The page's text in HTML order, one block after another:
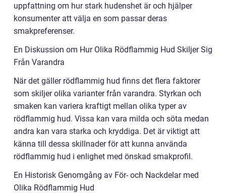
uppfattning om hur stark hudenshet är och hjälper
konsumenter att välja en som passar deras
smakpreferenser.
En Diskussion om Hur Olika Rödflammig Hud Skiljer Sig
Från Varandra
När det gäller rödflammig hud finns det flera faktorer
som skiljer olika varianter från varandra. Styrkan och
smaken kan variera kraftigt mellan olika typer av
rödflammig hud. Vissa kan vara milda och söta medan
andra kan vara starka och kryddiga. Det är viktigt att
känna till dessa skillnader för att kunna använda
rödflammig hud i enlighet med önskad smakprofil.
En Historisk Genomgång av För- och Nackdelar med
Olika Rödflammig Hud